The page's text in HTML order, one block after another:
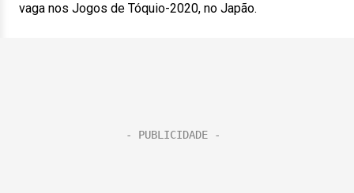
vaga nos Jogos de Tóquio-2020, no Japão.